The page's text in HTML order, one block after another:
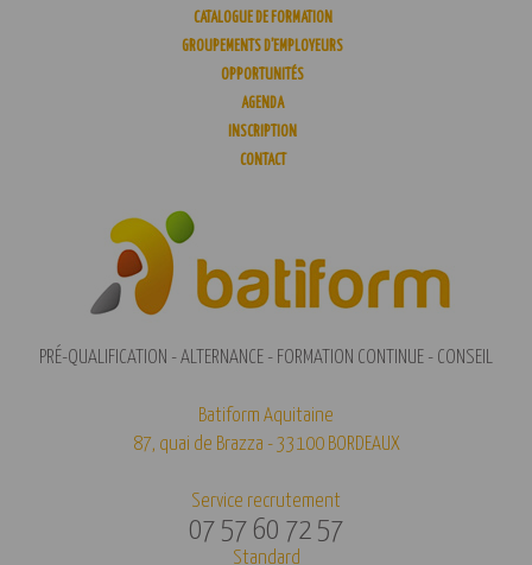
CATALOGUE DE FORMATION
GROUPEMENTS D’EMPLOYEURS
OPPORTUNITÉS
AGENDA
INSCRIPTION
CONTACT
PRÉ-QUALIFICATION - ALTERNANCE - FORMATION CONTINUE - CONSEIL
Batiform Aquitaine
87, quai de Brazza - 33100 BORDEAUX
Service recrutement
07 57 60 72 57
Standard